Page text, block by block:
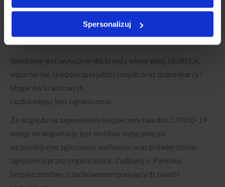
Spersonalizuj
Zgłoszenia udziału prosimy przesyłać do czwartku 23.07, na
adres info@winaniemieckie.pl – z dopiskiem: „Degustacja
Spotkanie jest wyłącznie dla branży winiarskiej, HORECA,
importerów, sklepów specjalistycznych oraz dziennikarzy i
blogerów branżowych.
Liczba miejsc jest ograniczona.
Ze względu na zapewnienie bezpieczeństwa dot. COVID-19
wstęp na degustację jest możliwy wyłącznie po
wcześniejszym zgłoszeniu mailowym oraz potwierdzeniu
zgłoszenia przez organizatora. Zadbamy o Państwa
bezpieczeństwo, z zachowaniem panujących zasad i